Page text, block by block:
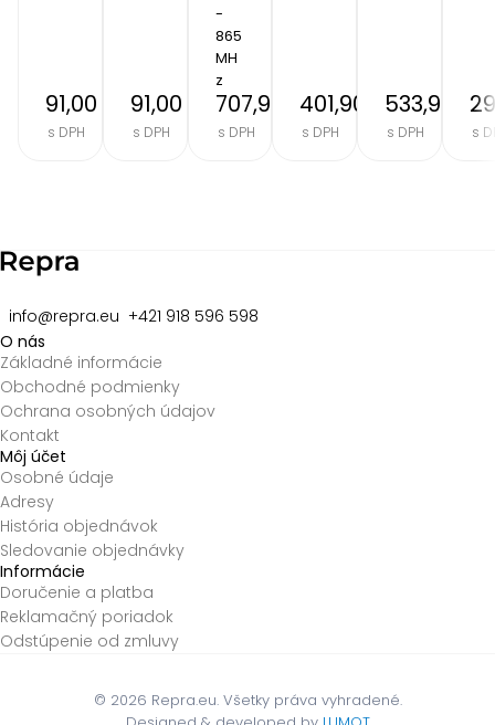
91,00 €
s DPH
91,00 €
s DPH
-
865
MH
z
707,90 €
s DPH
401,90 €
s DPH
533,90 €
s DPH s
info@repra.eu +421 918 596 598
O nás
Základné informácie
Obchodné podmienky
Ochrana osobných údajov
Kontakt
Môj účet
Osobné údaje
Adresy
História objednávok
Sledovanie objednávky
Informácie
Doručenie a platba
Reklamačný poriadok
Odstúpenie od zmluvy
© 2026 Repra.eu. Všetky práva vyhradené.